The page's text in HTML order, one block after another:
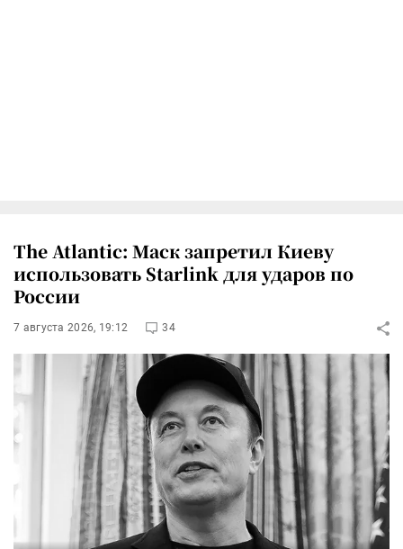
The Atlantic: Маск запретил Киеву
использовать Starlink для ударов по
России
7 августа 2026, 19:12 34